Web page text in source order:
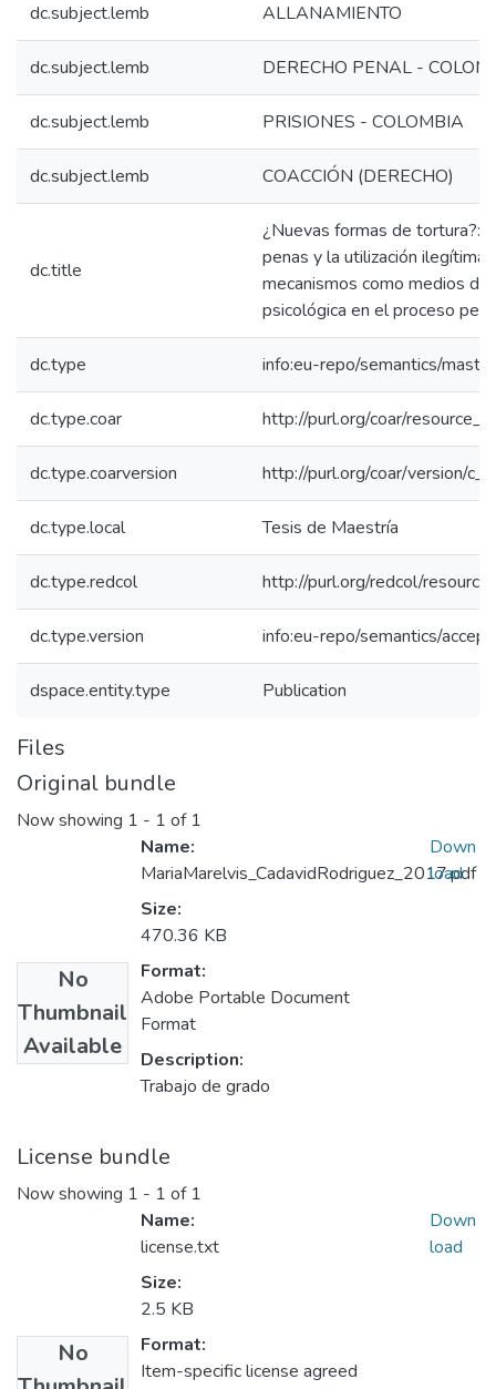
dc.subject.lemb ALLANAMIENTO
dc.subject.lemb DERECHO PENAL -
dc.subject.lemb PRISIONES - COLOMBIA
dc.subject.lemb COACCIÓN (DERECHO)
dc.title
¿Nuevas formas de tortura?:
penas y la utilización ilegítima
mecanismos como medios de
psicológica en el proceso
dc.type info:eu-repo/semantics/
dc.type.coar http://purl.org/coar/
dc.type.coarversion http://purl.org/coar/version/
dc.type.local Tesis de Maestría
dc.type.redcol http://purl.org/redcol/
dc.type.version info:eu-repo/semantics/
dspace.entity.type Publication
Files
Original bundle
Now showing 1 - 1 of 1
No
Thumbnail
Available
Name:
MariaMarelvis_CadavidRodriguez_2017.pdf
Size:
470.36 KB
Format:
Adobe Portable Document
Format
Description:
Trabajo de grado
Down
load
License bundle
Now showing 1 - 1 of 1
No
Name:
license.txt
Size:
2.5 KB
Format:
Item-specific license agreed
Down
load